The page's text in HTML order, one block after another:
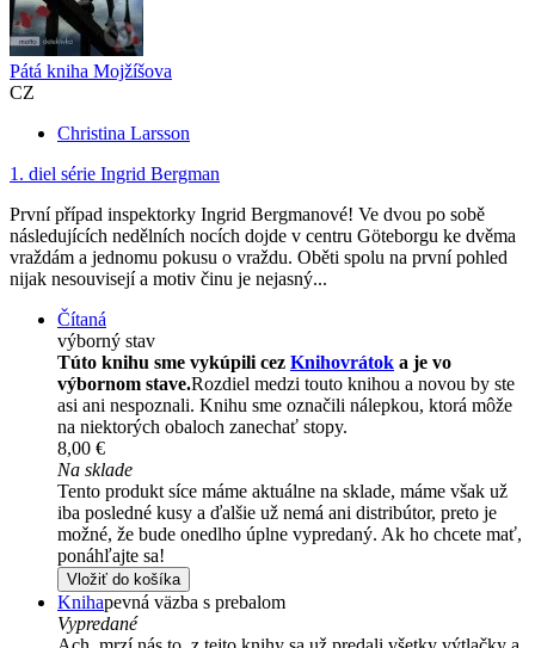
Pátá kniha Mojžíšova
CZ
Christina Larsson
1. diel série Ingrid Bergman
První případ inspektorky Ingrid Bergmanové! Ve dvou po sobě
následujících nedělních nocích dojde v centru Göteborgu ke dvěma
vraždám a jednomu pokusu o vraždu. Oběti spolu na první pohled
nijak nesouvisejí a motiv činu je nejasný...
Čítaná
výborný stav
Túto knihu sme vykúpili cez Knihovrátok a je vo
výbornom stave.Rozdiel medzi touto knihou a novou by ste
asi ani nespoznali. Knihu sme označili nálepkou, ktorá môže
na niektorých obaloch zanechať stopy.
8,00 €
Na sklade
Tento produkt síce máme aktuálne na sklade, máme však už
iba posledné kusy a ďalšie už nemá ani distribútor, preto je
možné, že bude onedlho úplne vypredaný. Ak ho chcete mať,
ponáhľajte sa!
Vložiť do košíka
Knihapevná väzba s prebalom
Vypredané